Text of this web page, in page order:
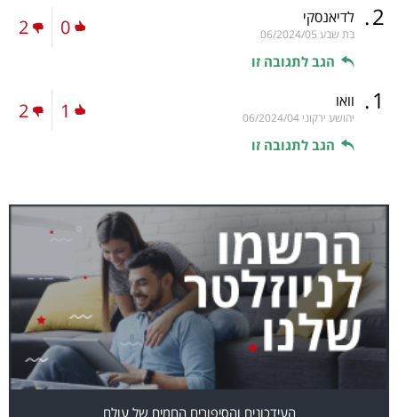
2
. לדיאנסקי
בת שבע 06/2024/05
הגב לתגובה זו
0
2
1
. וואו
יהושע ירקוני 06/2024/04
הגב לתגובה זו
1
2
העידכונים והסיפורים החמים של עולם